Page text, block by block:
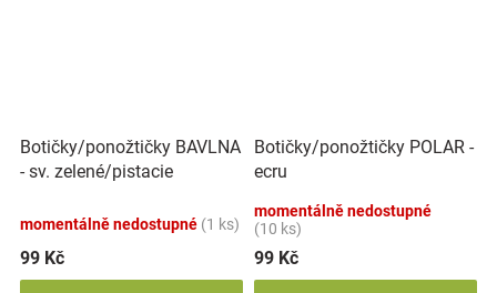
Botičky/ponožtičky BAVLNA
- sv. zelené/pistacie
momentálně nedostupné (1 ks)
99 Kč
Botičky/ponožtičky POLAR -
ecru
momentálně nedostupné
(10 ks)
99 Kč